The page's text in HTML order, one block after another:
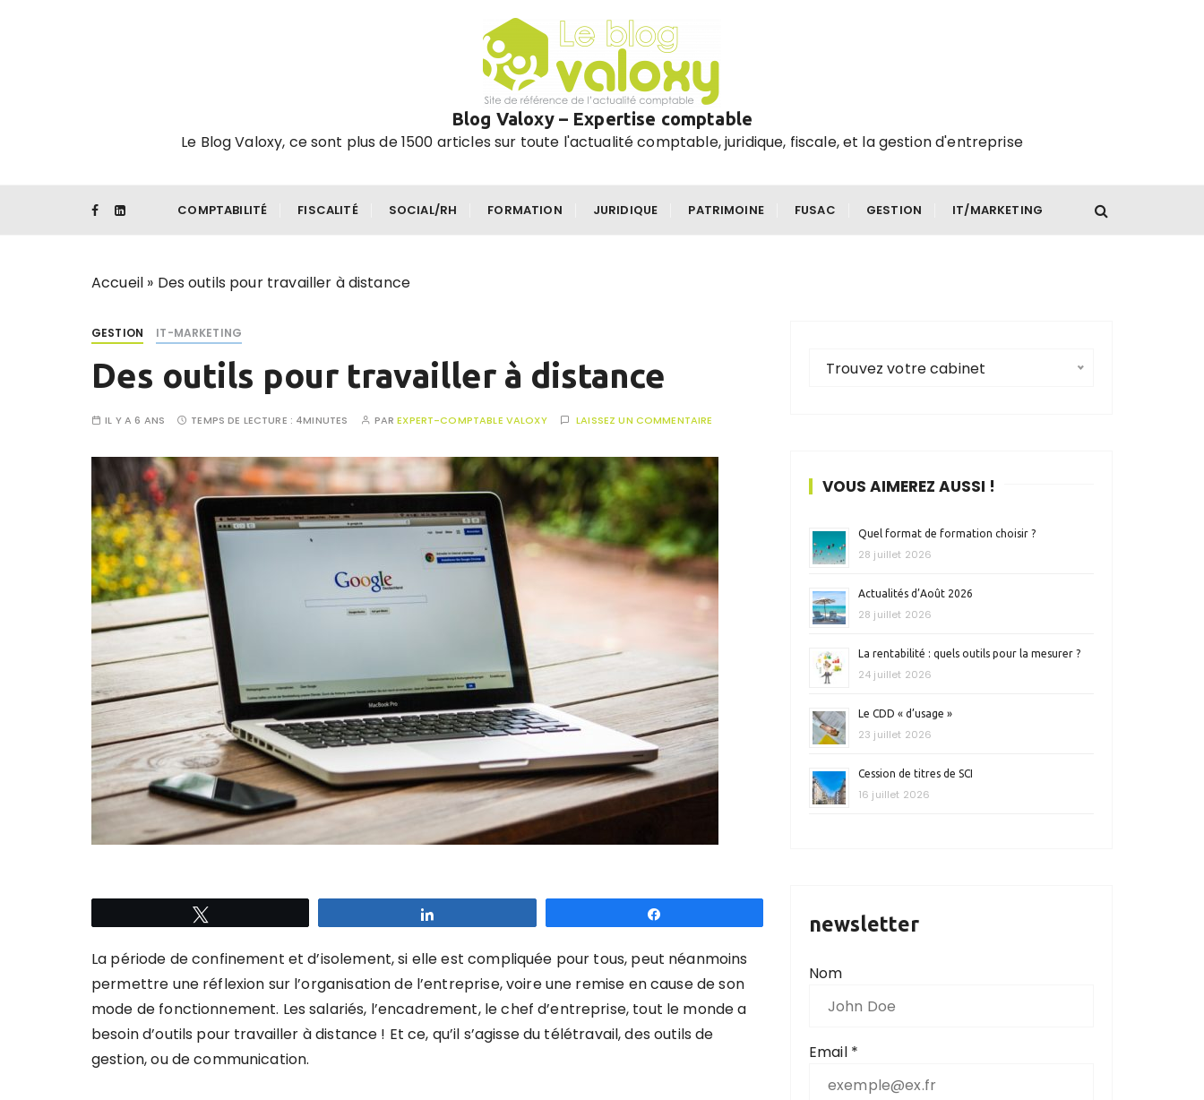
Blog Valoxy – Expertise comptable
Le Blog Valoxy, ce sont plus de 1500 articles sur toute l'actualité comptable, juridique, fiscale, et la gestion d'entreprise
COMPTABILITÉ FISCALITÉ SOCIAL/RH FORMATION JURIDIQUE PATRIMOINE FUSAC GESTION IT/MARKETING
Accueil » Des outils pour travailler à distance
GESTION IT-MARKETING
Des outils pour travailler à distance
IL Y A 6 ANS TEMPS DE LECTURE : 4MINUTES PAREXPERT-COMPTABLE VALOXY LAISSEZ UN COMMENTAIRE
La période de confinement et d’isolement, si elle est compliquée pour tous, peut néanmoins
permettre une réflexion sur l’organisation de l’entreprise, voire une remise en cause de son
mode de fonctionnement. Les salariés, l’encadrement, le chef d’entreprise, tout le monde a
besoin d’outils pour travailler à distance ! Et ce, qu’il s’agisse du télétravail, des outils de
gestion, ou de communication.
Trouvez votre cabinet
VOUS AIMEREZ AUSSI !
Quel format de formation choisir ?
28 juillet 2026
Actualités d’Août 2026
28 juillet 2026
La rentabilité : quels outils pour la mesurer ?
24 juillet 2026
Le CDD « d’usage »
23 juillet 2026
Cession de titres de SCI
16 juillet 2026
newsletter
Nom
Email *